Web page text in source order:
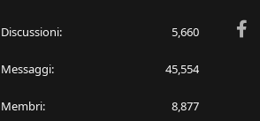
Discussioni 5,660
Messaggi 45,554
Membri 8,877